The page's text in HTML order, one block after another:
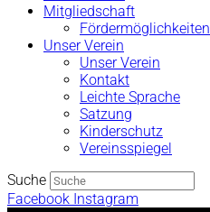
Mitgliedschaft
Fördermöglichkeiten
Unser Verein
Unser Verein
Kontakt
Leichte Sprache
Satzung
Kinderschutz
Vereinsspiegel
Suche
Facebook Instagram